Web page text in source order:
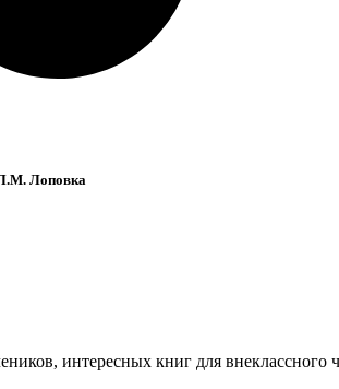
Л.М. Лоповка
интересных книг для внеклассного